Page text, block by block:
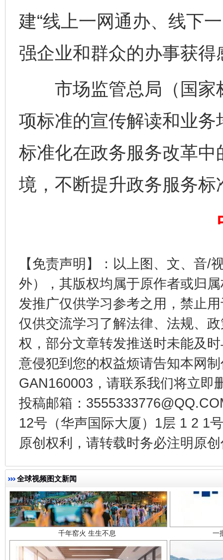
建“线上一网通办、线下
强企业和群众的办事获得
市场监管总局（国家
项标准的宣传解读和业
标准化在政务服务改革
境，不断提升政务服务
【免责声明】：以上图、文、音/
外），其版权均属于原作者或归
发推广仅供学习参考之用，禁止
仅供交流学习了解法律、法规、
权，部分文章转发推送时未能及
意侵犯到您的权益烦请告知本网
GAN160003，请联系我们将立即
投稿邮箱：
12号（华声国际大厦）1层 1 2 1
原创权利，请转载时务必注明原
全球视频图文新闻
东山县通报“牛蛙产品抗生素超标问题” 法
千年窑火 生生不息